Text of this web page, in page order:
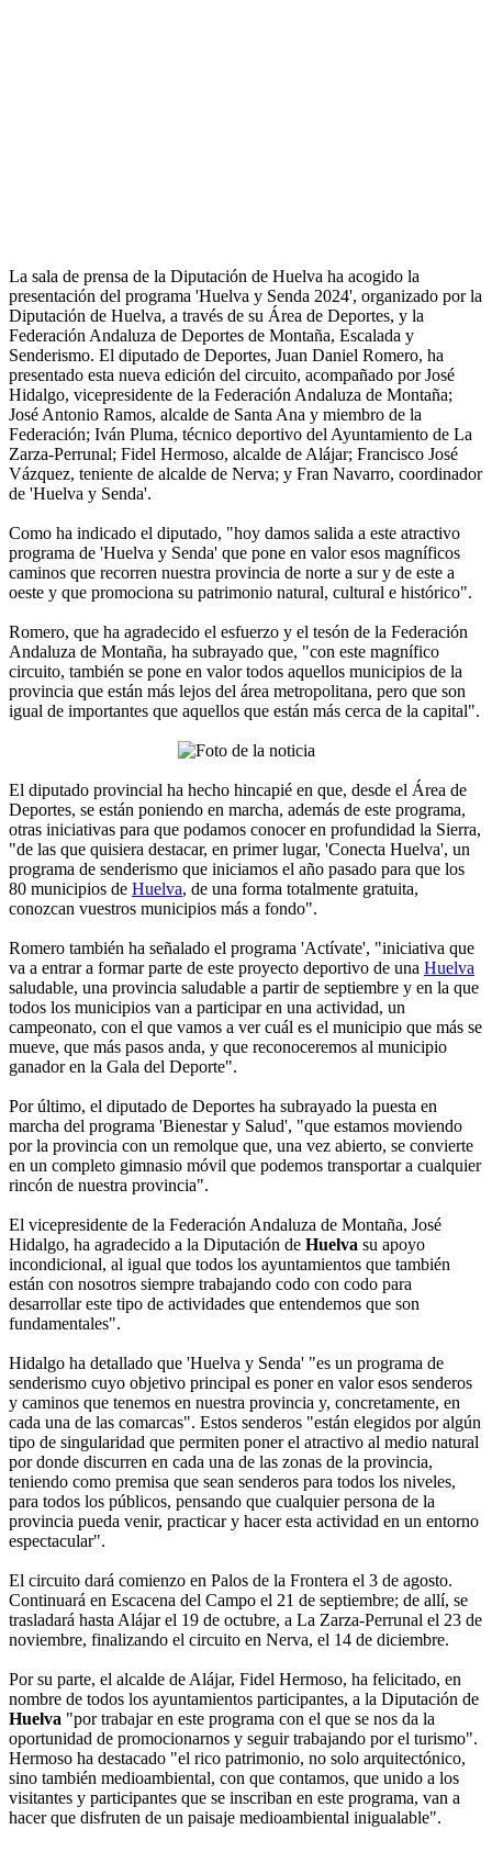
La sala de prensa de la Diputación de Huelva ha acogido la
presentación del programa 'Huelva y Senda 2024', organizado por la
Diputación de Huelva, a través de su Área de Deportes, y la
Federación Andaluza de Deportes de Montaña, Escalada y
Senderismo. El diputado de Deportes, Juan Daniel Romero, ha
presentado esta nueva edición del circuito, acompañado por José
Hidalgo, vicepresidente de la Federación Andaluza de Montaña;
José Antonio Ramos, alcalde de Santa Ana y miembro de la
Federación; Iván Pluma, técnico deportivo del Ayuntamiento de La
Zarza-Perrunal; Fidel Hermoso, alcalde de Alájar; Francisco José
Vázquez, teniente de alcalde de Nerva; y Fran Navarro, coordinador
de 'Huelva y Senda'.
Como ha indicado el diputado, "hoy damos salida a este atractivo
programa de 'Huelva y Senda' que pone en valor esos magníficos
caminos que recorren nuestra provincia de norte a sur y de este a
oeste y que promociona su patrimonio natural, cultural e histórico".
Romero, que ha agradecido el esfuerzo y el tesón de la Federación
Andaluza de Montaña, ha subrayado que, "con este magnífico
circuito, también se pone en valor todos aquellos municipios de la
provincia que están más lejos del área metropolitana, pero que son
igual de importantes que aquellos que están más cerca de la capital".
El diputado provincial ha hecho hincapié en que, desde el Área de
Deportes, se están poniendo en marcha, además de este programa,
otras iniciativas para que podamos conocer en profundidad la Sierra,
"de las que quisiera destacar, en primer lugar, 'Conecta Huelva', un
programa de senderismo que iniciamos el año pasado para que los
80 municipios de Huelva, de una forma totalmente gratuita,
conozcan vuestros municipios más a fondo".
Romero también ha señalado el programa 'Actívate', "iniciativa que
va a entrar a formar parte de este proyecto deportivo de una Huelva
saludable, una provincia saludable a partir de septiembre y en la que
todos los municipios van a participar en una actividad, un
campeonato, con el que vamos a ver cuál es el municipio que más se
mueve, que más pasos anda, y que reconoceremos al municipio
ganador en la Gala del Deporte".
Por último, el diputado de Deportes ha subrayado la puesta en
marcha del programa 'Bienestar y Salud', "que estamos moviendo
por la provincia con un remolque que, una vez abierto, se convierte
en un completo gimnasio móvil que podemos transportar a cualquier
rincón de nuestra provincia".
El vicepresidente de la Federación Andaluza de Montaña, José
Hidalgo, ha agradecido a la Diputación de Huelva su apoyo
incondicional, al igual que todos los ayuntamientos que también
están con nosotros siempre trabajando codo con codo para
desarrollar este tipo de actividades que entendemos que son
fundamentales".
Hidalgo ha detallado que 'Huelva y Senda' "es un programa de
senderismo cuyo objetivo principal es poner en valor esos senderos
y caminos que tenemos en nuestra provincia y, concretamente, en
cada una de las comarcas". Estos senderos "están elegidos por algún
tipo de singularidad que permiten poner el atractivo al medio natural
por donde discurren en cada una de las zonas de la provincia,
teniendo como premisa que sean senderos para todos los niveles,
para todos los públicos, pensando que cualquier persona de la
provincia pueda venir, practicar y hacer esta actividad en un entorno
espectacular".
El circuito dará comienzo en Palos de la Frontera el 3 de agosto.
Continuará en Escacena del Campo el 21 de septiembre; de allí, se
trasladará hasta Alájar el 19 de octubre, a La Zarza-Perrunal el 23 de
noviembre, finalizando el circuito en Nerva, el 14 de diciembre.
Por su parte, el alcalde de Alájar, Fidel Hermoso, ha felicitado, en
nombre de todos los ayuntamientos participantes, a la Diputación de
Huelva "por trabajar en este programa con el que se nos da la
oportunidad de promocionarnos y seguir trabajando por el turismo".
Hermoso ha destacado "el rico patrimonio, no solo arquitectónico,
sino también medioambiental, con que contamos, que unido a los
visitantes y participantes que se inscriban en este programa, van a
hacer que disfruten de un paisaje medioambiental inigualable".